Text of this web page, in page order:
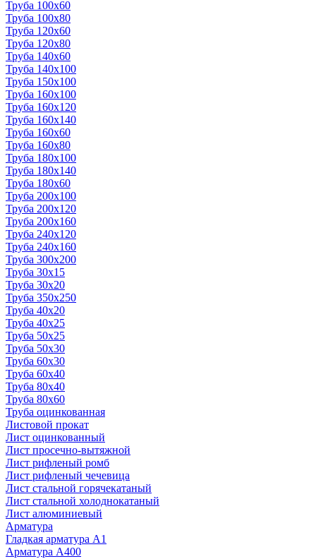
Труба 100x60
Труба 100x80
Труба 120x60
Труба 120x80
Труба 140x60
Труба 140x100
Труба 150x100
Труба 160x100
Труба 160x120
Труба 160x140
Труба 160x60
Труба 160x80
Труба 180x100
Труба 180x140
Труба 180x60
Труба 200x100
Труба 200x120
Труба 200x160
Труба 240x120
Труба 240x160
Труба 300x200
Труба 30x15
Труба 30x20
Труба 350x250
Труба 40x20
Труба 40x25
Труба 50x25
Труба 50x30
Труба 60x30
Труба 60x40
Труба 80x40
Труба 80x60
Труба оцинкованная
Листовой прокат
Лист оцинкованный
Лист просечно-вытяжной
Лист рифленый ромб
Лист рифленый чечевица
Лист стальной горячекатаный
Лист стальной холоднокатаный
Лист алюминиевый
Арматура
Гладкая арматура А1
Арматура А400